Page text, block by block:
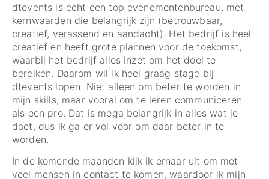
dtevents is echt een top evenementenbureau, met
kernwaarden die belangrijk zijn (betrouwbaar,
creatief, verassend en aandacht). Het bedrijf is heel
creatief en heeft grote plannen voor de toekomst,
waarbij het bedrijf alles inzet om het doel te
bereiken. Daarom wil ik heel graag stage bij
dtevents lopen. Niet alleen om beter te worden in
mijn skills, maar vooral om te leren communiceren
als een pro. Dat is mega belangrijk in alles wat je
doet, dus ik ga er vol voor om daar beter in te
worden.
In de komende maanden kijk ik ernaar uit om met
veel mensen in contact te komen, waardoor ik mijn